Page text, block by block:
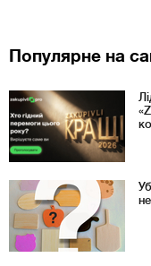
Популярне на